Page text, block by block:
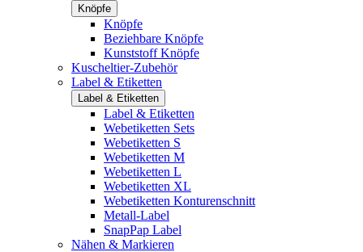
Knöpfe
Knöpfe
Beziehbare Knöpfe
Kunststoff Knöpfe
Kuscheltier-Zubehör
Label & Etiketten
Label & Etiketten
Label & Etiketten
Webetiketten Sets
Webetiketten S
Webetiketten M
Webetiketten L
Webetiketten XL
Webetiketten Konturenschnitt
Metall-Label
SnapPap Label
Nähen & Markieren